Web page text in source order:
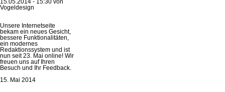
15.05.2014 - 15:30 von
Vogeldesign
Unsere Internetseite
bekam ein neues Gesicht,
bessere Funktionalitäten,
ein modernes
Redaktionssystem und ist
nun seit 23. Mai online! Wir
freuen uns auf Ihren
Besuch und Ihr Feedback.
15. Mai 2014